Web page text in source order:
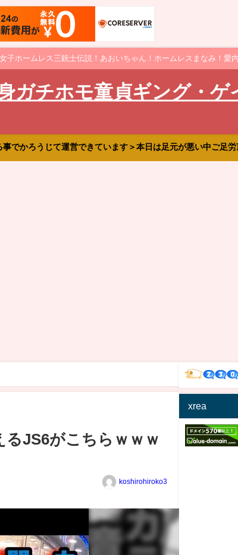
ホームレス三銃士伝説！あおいちゃん！ホームレスまなみ！愛
ガチホモ童貞ギング・ゲ
でかろうじて運営できています＞本日は足元が悪い中ご足労
るJS6がこちらｗｗｗ
koshirohiroko3
xrea